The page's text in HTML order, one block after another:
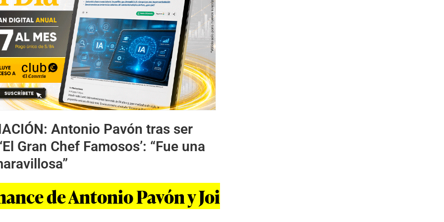
Antonio Pavón tras ser
Gran Chef Famosos’: “Fue una
de Antonio Pavón y Joi